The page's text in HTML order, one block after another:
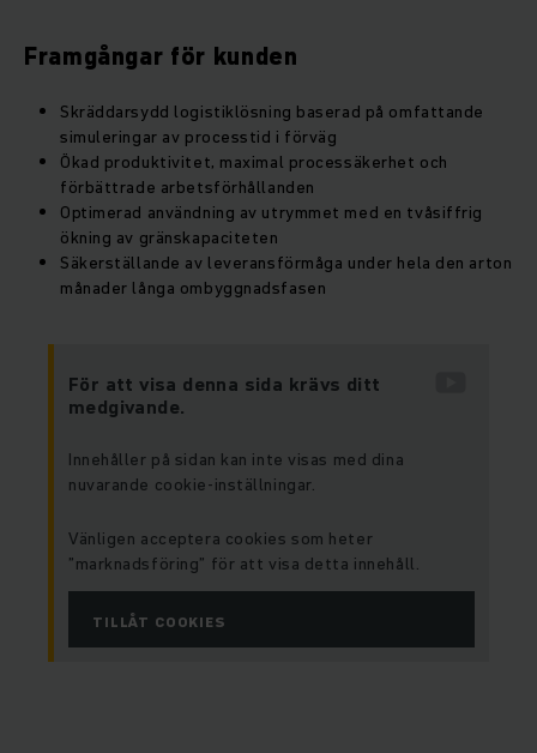
Framgångar för kunden
Skräddarsydd logistiklösning baserad på omfattande
simuleringar av processtid i förväg
Ökad produktivitet, maximal processäkerhet och
förbättrade arbetsförhållanden
Optimerad användning av utrymmet med en tvåsiffrig
ökning av gränskapaciteten
Säkerställande av leveransförmåga under hela den arton
månader långa ombyggnadsfasen
För att visa denna sida krävs ditt
medgivande.
Innehåller på sidan kan inte visas med dina
nuvarande cookie-inställningar.
Vänligen acceptera cookies som heter
”marknadsföring” för att visa detta innehåll.
TILLÅT COOKIES